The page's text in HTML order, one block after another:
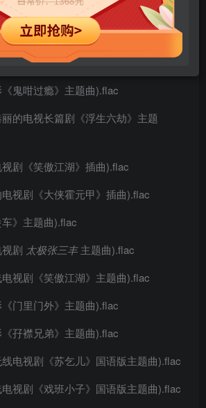
剧 “浴血太平山” 插曲).flac
“浮生六劫”主题曲之二).flac
电台电视剧主题曲).flac
鬼咁过瘾》主题曲).flac
的电视长篇剧《浮生六劫》主题
剧《笑傲江湖》插曲).flac
视剧《大侠霍元甲》插曲).flac
》主题曲).flac
剧 太极张三丰主题曲).flac
视剧《笑傲江湖》主题曲).flac
门里门外》主题曲).flac
孖襟兄弟》主题曲).flac
电视剧《苏乞儿》国语版主题曲).flac
视剧《戏班小子》国语版主题曲).flac